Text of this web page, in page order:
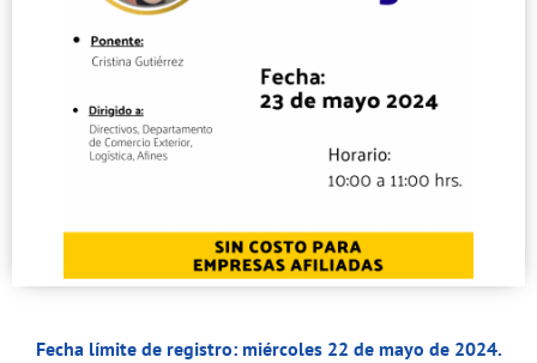
Fecha límite de registro: miércoles 22 de mayo de 2024.